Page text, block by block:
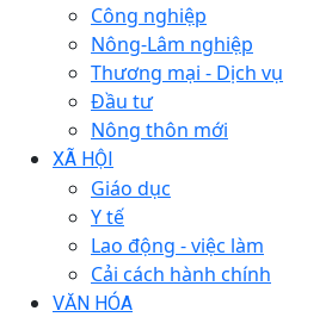
Công nghiệp
Nông-Lâm nghiệp
Thương mại - Dịch vụ
Đầu tư
Nông thôn mới
XÃ HỘI
Giáo dục
Y tế
Lao động - việc làm
Cải cách hành chính
VĂN HÓA